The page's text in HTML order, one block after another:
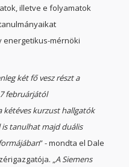
illetve e folyamatok
energetikus-mérnöki
két fő vesz részt a
februárjától
kétéves kurzust hallgatók
tanulhat majd duális
” - mondta el Dale
„A Siemens